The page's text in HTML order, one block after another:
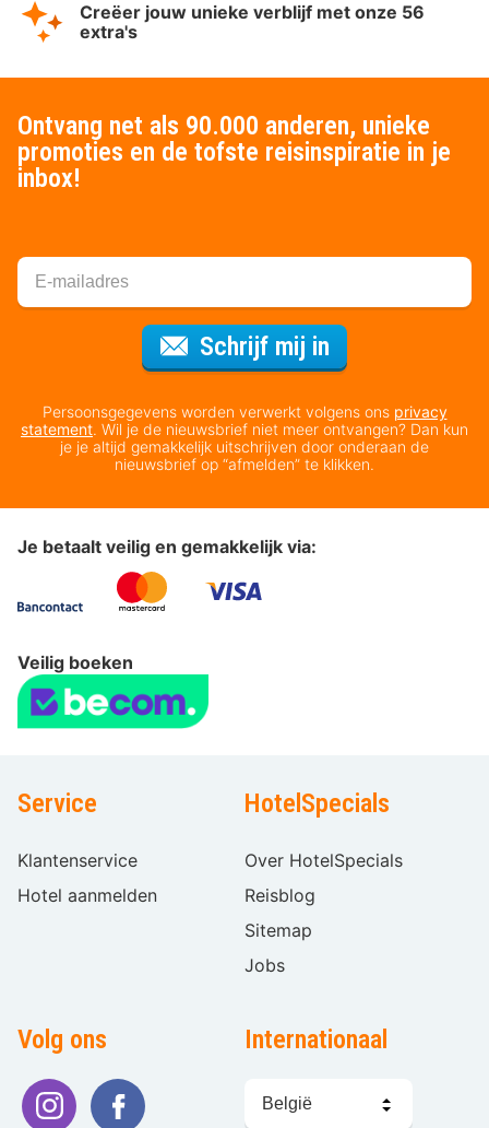
Creëer jouw unieke verblijf met onze 56
extra's
Ontvang net als 90.000 anderen, unieke
promoties en de tofste reisinspiratie in je
inbox!
Schrijf mij in
Persoonsgegevens worden verwerkt volgens ons privacy
statement. Wil je de nieuwsbrief niet meer ontvangen? Dan kun
je je altijd gemakkelijk uitschrijven door onderaan de
nieuwsbrief op “afmelden” te klikken.
Je betaalt veilig en gemakkelijk via:
Veilig boeken
Service
Klantenservice
Hotel aanmelden
HotelSpecials
Over HotelSpecials
Reisblog
Sitemap
Jobs
Volg ons Internationaal
kiezen